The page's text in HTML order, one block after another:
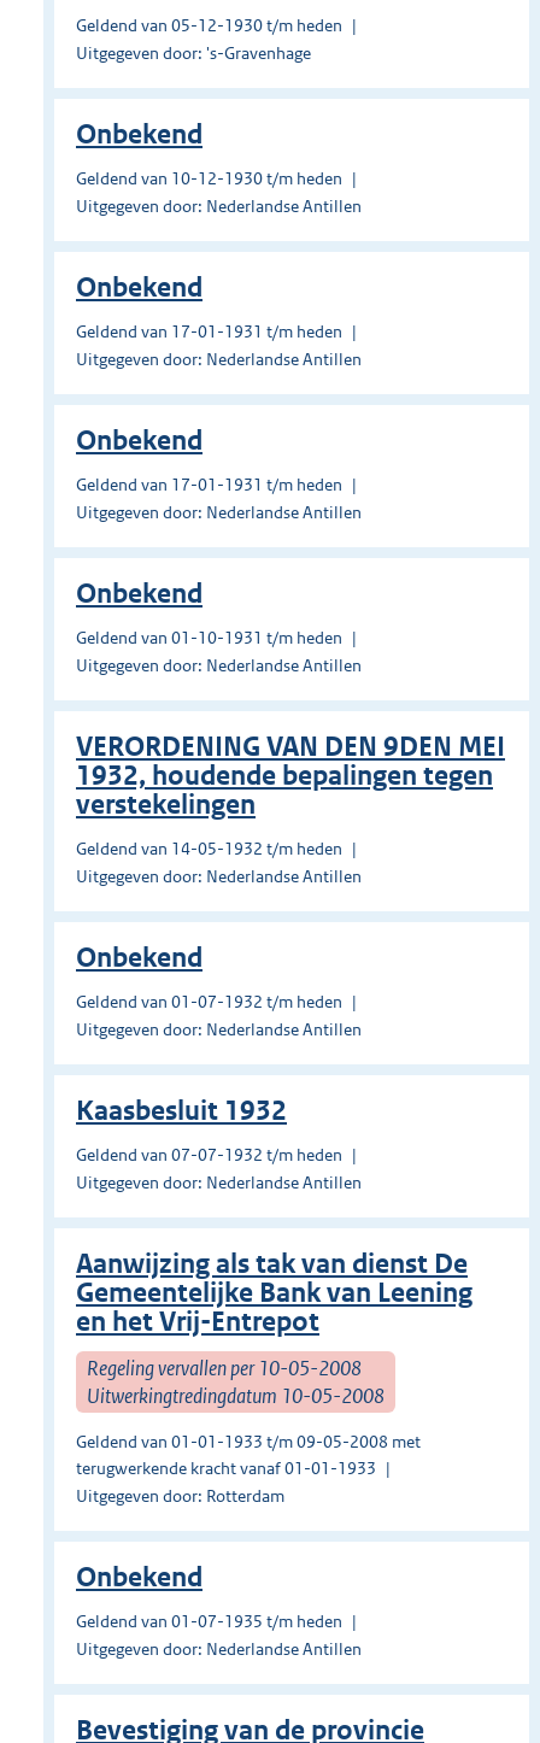
Geldend van 05-12-1930 t/m heden
Uitgegeven door: 's-Gravenhage
Onbekend
Geldend van 10-12-1930 t/m heden
Uitgegeven door: Nederlandse Antillen
Onbekend
Geldend van 17-01-1931 t/m heden
Uitgegeven door: Nederlandse Antillen
Onbekend
Geldend van 17-01-1931 t/m heden
Uitgegeven door: Nederlandse Antillen
Onbekend
Geldend van 01-10-1931 t/m heden
Uitgegeven door: Nederlandse Antillen
VERORDENING VAN DEN 9DEN MEI
1932, houdende bepalingen tegen
verstekelingen
Geldend van 14-05-1932 t/m heden
Uitgegeven door: Nederlandse Antillen
Onbekend
Geldend van 01-07-1932 t/m heden
Uitgegeven door: Nederlandse Antillen
Kaasbesluit 1932
Geldend van 07-07-1932 t/m heden
Uitgegeven door: Nederlandse Antillen
Aanwijzing als tak van dienst De
Gemeentelijke Bank van Leening
en het Vrij-Entrepot
Regeling vervallen per 10-05-2008
Uitwerkingtredingdatum 10-05-2008
Geldend van 01-01-1933 t/m 09-05-2008 met
terugwerkende kracht vanaf 01-01-1933
Uitgegeven door: Rotterdam
Onbekend
Geldend van 01-07-1935 t/m heden
Uitgegeven door: Nederlandse Antillen
Bevestiging van de provincie